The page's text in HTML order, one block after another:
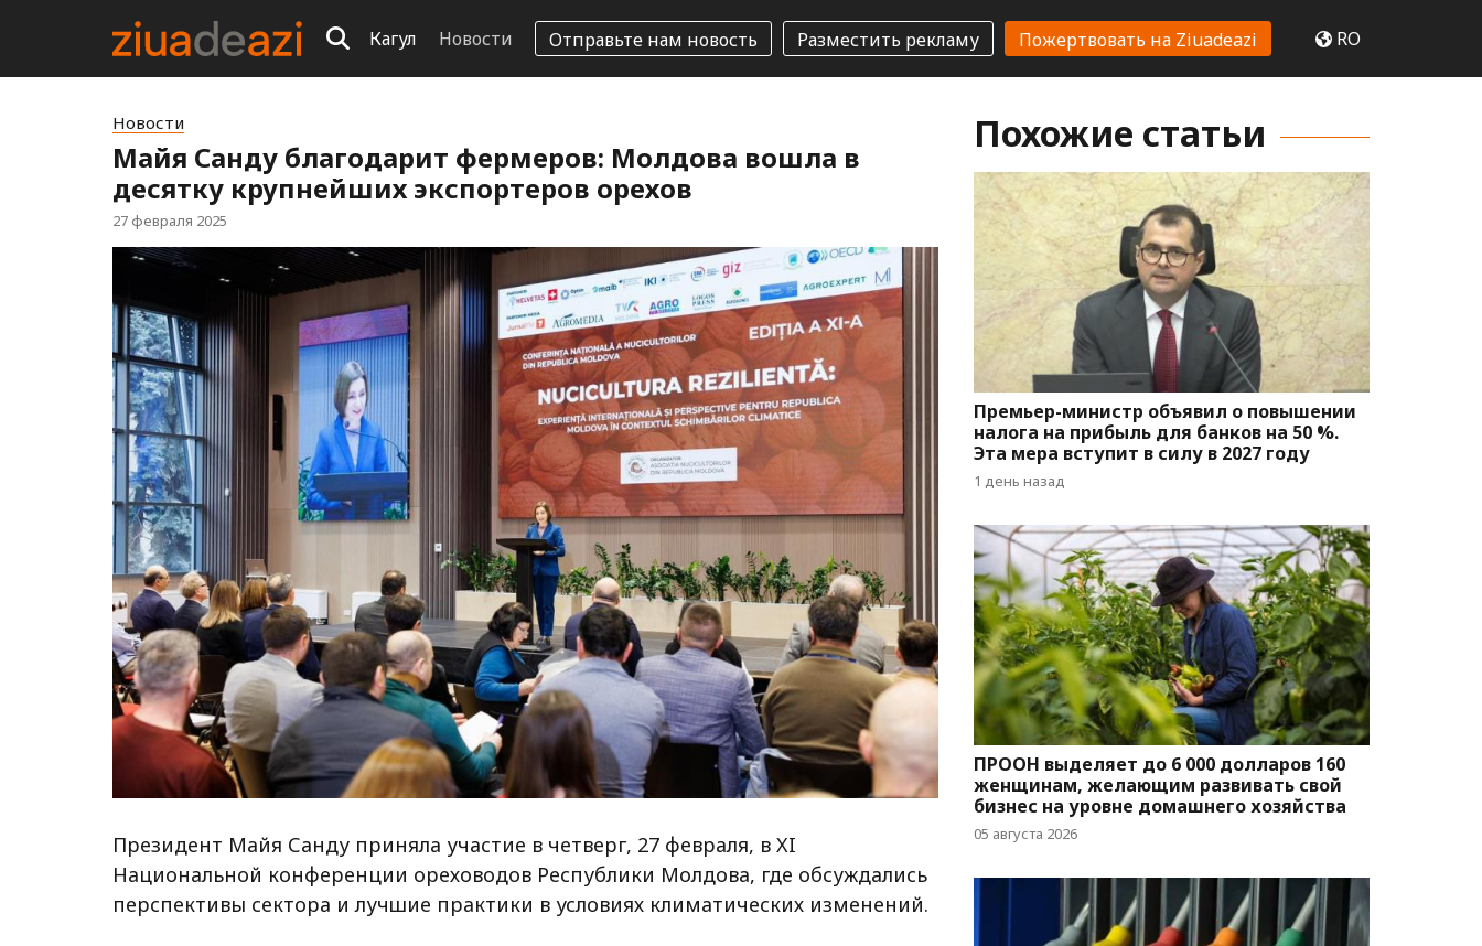
Кагул Новости Отправьте нам новость Разместить рекламу Пожертвовать на Ziuadeazi RO
Новости
Майя Санду благодарит фермеров: Молдова вошла в
десятку крупнейших экспортеров орехов
27 февраля 2025
Президент Майя Санду приняла участие в четверг, 27 февраля, в XI
Национальной конференции ореховодов Республики Молдова, где обсуждались
перспективы сектора и лучшие практики в условиях климатических изменений.
Похожие статьи
Премьер-министр объявил о повышении
налога на прибыль для банков на 50 %.
Эта мера вступит в силу в 2027 году
1 день назад
ПРООН выделяет до 6 000 долларов 160
женщинам, желающим развивать свой
бизнес на уровне домашнего хозяйства
05 августа 2026